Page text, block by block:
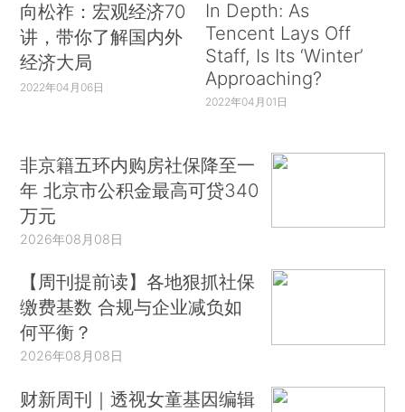
向松祚：宏观经济70
讲，带你了解国内外
经济大局
2022年04月06日
In Depth: As
Tencent Lays Off
Staff, Is Its ‘Winter’
Approaching?
2022年04月01日
非京籍五环内购房社保降至一
年 北京市公积金最高可贷340
万元
2026年08月08日
【周刊提前读】各地狠抓社保
缴费基数 合规与企业减负如
何平衡？
2026年08月08日
财新周刊｜透视女童基因编辑